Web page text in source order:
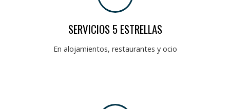
SERVICIOS 5 ESTRELLAS
En alojamientos, restaurantes y ocio